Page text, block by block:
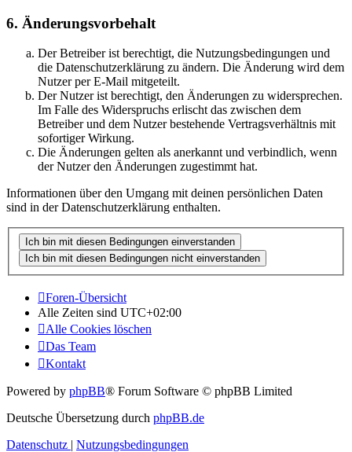
6. Änderungsvorbehalt
Der Betreiber ist berechtigt, die Nutzungsbedingungen und
die Datenschutzerklärung zu ändern. Die Änderung wird dem
Nutzer per E-Mail mitgeteilt.
Der Nutzer ist berechtigt, den Änderungen zu widersprechen.
Im Falle des Widerspruchs erlischt das zwischen dem
Betreiber und dem Nutzer bestehende Vertragsverhältnis mit
sofortiger Wirkung.
Die Änderungen gelten als anerkannt und verbindlich, wenn
der Nutzer den Änderungen zugestimmt hat.
Informationen über den Umgang mit deinen persönlichen Daten
sind in der Datenschutzerklärung enthalten.
Foren-Übersicht
Alle Zeiten sind UTC+02:00
Alle Cookies löschen
Das Team
Kontakt
Powered by phpBB® Forum Software © phpBB Limited
Deutsche Übersetzung durch phpBB.de
Datenschutz | Nutzungsbedingungen